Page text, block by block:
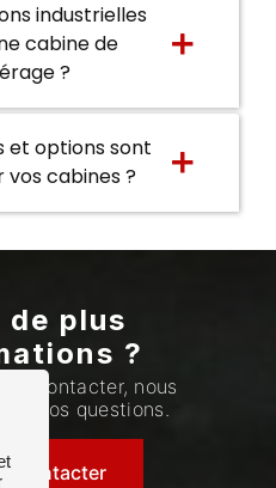
industrielles
cabine de
?
et options sont
vos cabines ?
de plus
?
contacter, nous
vos questions.
contacter